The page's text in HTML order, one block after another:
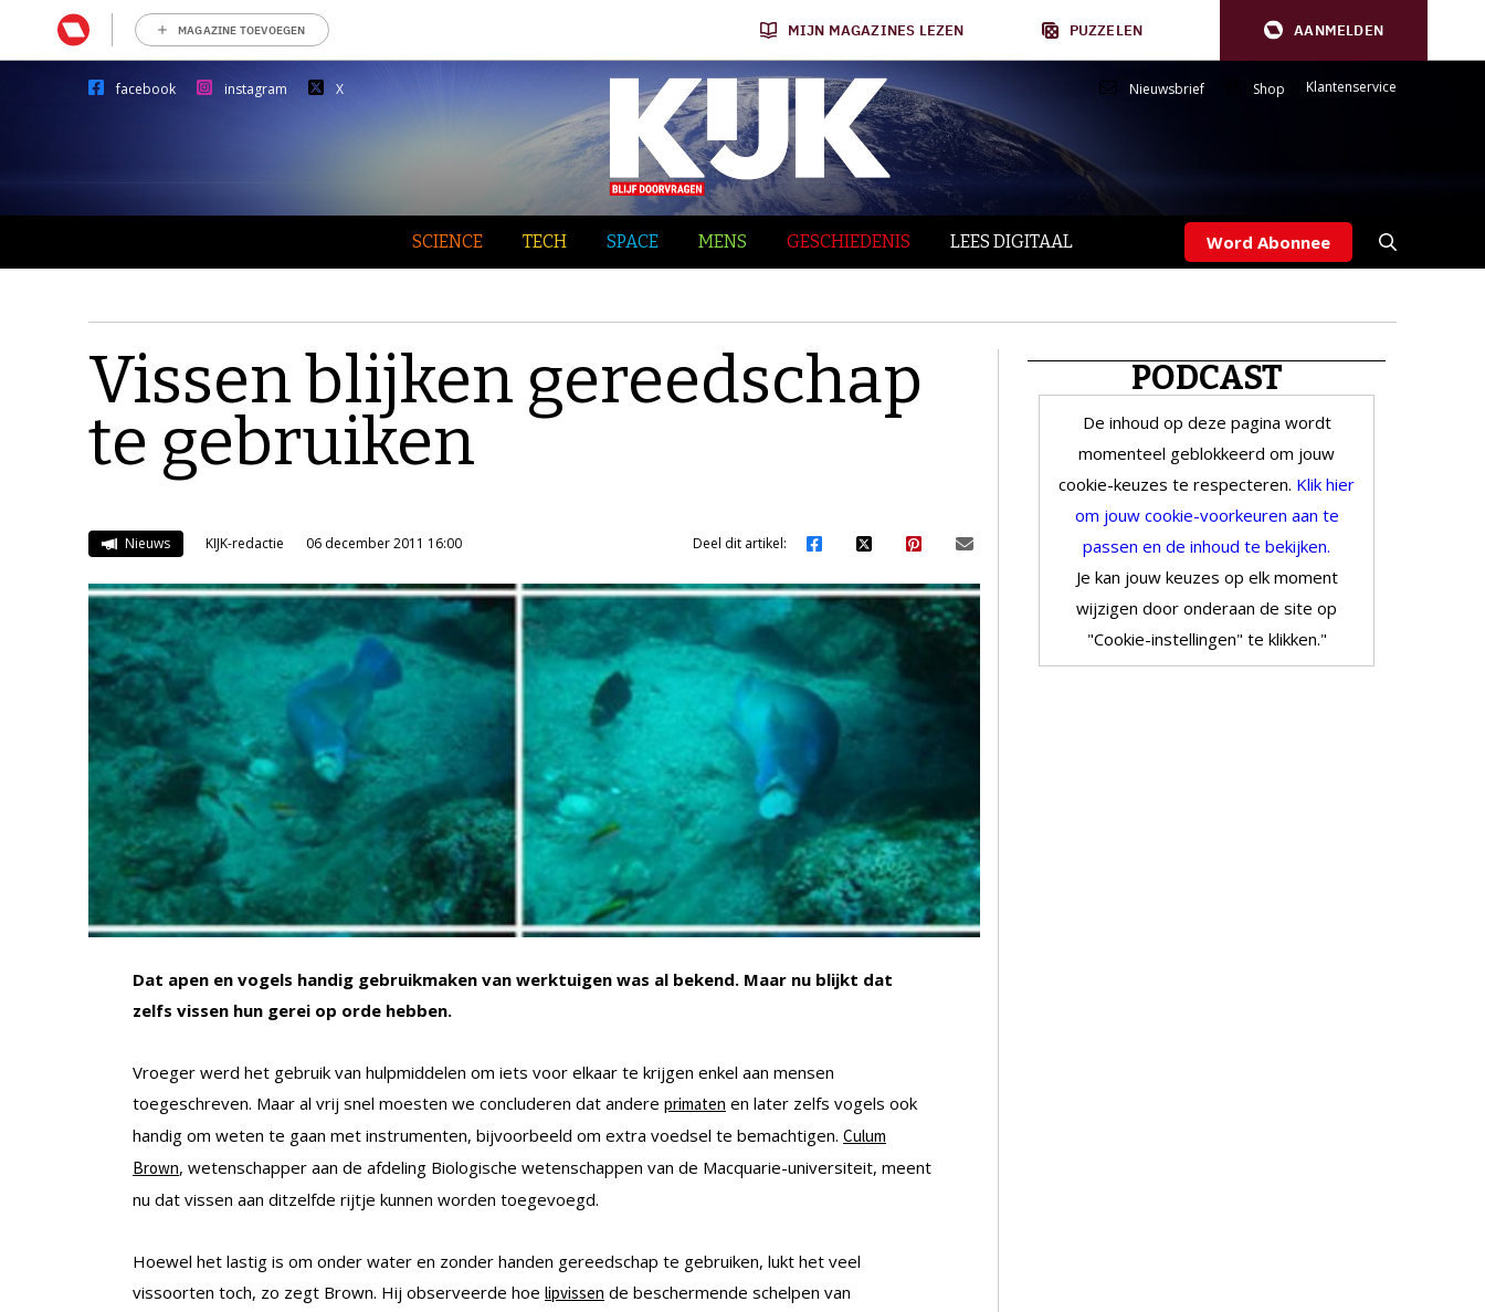
MAGAZINE TOEVOEGEN MIJN MAGAZINES LEZEN PUZZELEN AANMELDEN
facebook instagram X Nieuwsbrief Shop Klantenservice
SCIENCE TECH SPACE MENS GESCHIEDENIS LEES DIGITAAL Word Abonnee
Vissen blijken gereedschap
te gebruiken
Nieuws KIJK-redactie 06 december 2011 16:00 Deel dit artikel:
Dat apen en vogels handig gebruikmaken van werktuigen was al bekend. Maar nu blijkt dat
zelfs vissen hun gerei op orde hebben.
Vroeger werd het gebruik van hulpmiddelen om iets voor elkaar te krijgen enkel aan mensen
toegeschreven. Maar al vrij snel moesten we concluderen dat andere primaten en later zelfs vogels ook
handig om weten te gaan met instrumenten, bijvoorbeeld om extra voedsel te bemachtigen. Culum
Brown, wetenschapper aan de afdeling Biologische wetenschappen van de Macquarie-universiteit, meent
nu dat vissen aan ditzelfde rijtje kunnen worden toegevoegd.
Hoewel het lastig is om onder water en zonder handen gereedschap te gebruiken, lukt het veel
vissoorten toch, zo zegt Brown. Hij observeerde hoe lipvissen de beschermende schelpen van
PODCAST
De inhoud op deze pagina wordt
momenteel geblokkeerd om jouw
cookie-keuzes te respecteren. Klik hier
om jouw cookie-voorkeuren aan te
passen en de inhoud te bekijken.
Je kan jouw keuzes op elk moment
wijzigen door onderaan de site op
"Cookie-instellingen" te klikken."